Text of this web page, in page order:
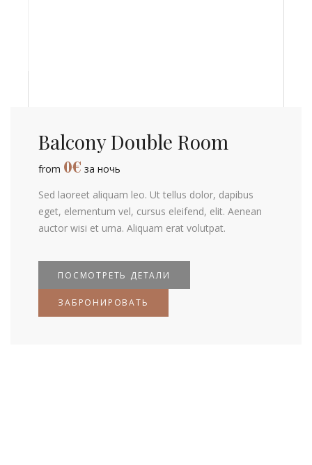
from 0€ за ночь
Balcony Double Room
Sed laoreet aliquam leo. Ut tellus dolor, dapibus
eget, elementum vel, cursus eleifend, elit. Aenean
auctor wisi et urna. Aliquam erat volutpat.
ПОСМОТРЕТЬ ДЕТАЛИ
ЗАБРОНИРОВАТЬ